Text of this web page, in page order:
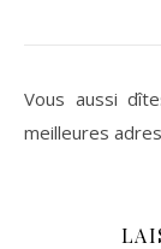
Vous aussi
meilleures